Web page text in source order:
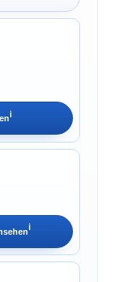
ℹ︎
ℹ︎